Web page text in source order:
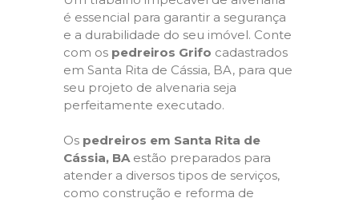
é essencial para garantir a segurança
e a durabilidade do seu imóvel. Conte
com os pedreiros Grifo cadastrados
em Santa Rita de Cássia, BA, para que
seu projeto de alvenaria seja
perfeitamente executado.
Os pedreiros em Santa Rita de
Cássia, BAestão preparados para
atender a diversos tipos de serviços,
como construção e reforma de